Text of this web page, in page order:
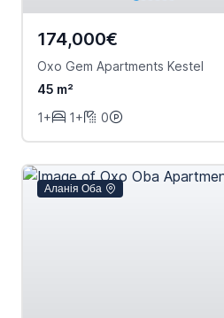
174,000€
Oxo Gem Apartments Kestel
45 m²
1+
1+ 0
Аланія Оба